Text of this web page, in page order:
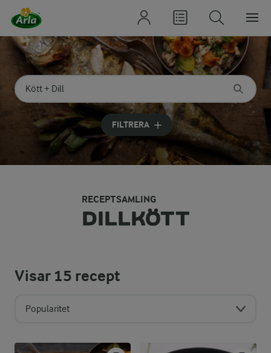
Sök på kategori eller ingrediens
Skriv in sökord för att få förslag
FILTRERA
RECEPTSAMLING
DILLKÖTT
Visar15 recept
Popularitet